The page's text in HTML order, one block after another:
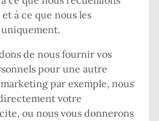
à ce que nous les
de nous fournir vos
pour une autre
par exemple, nous
votre
ou nous vous donnerons